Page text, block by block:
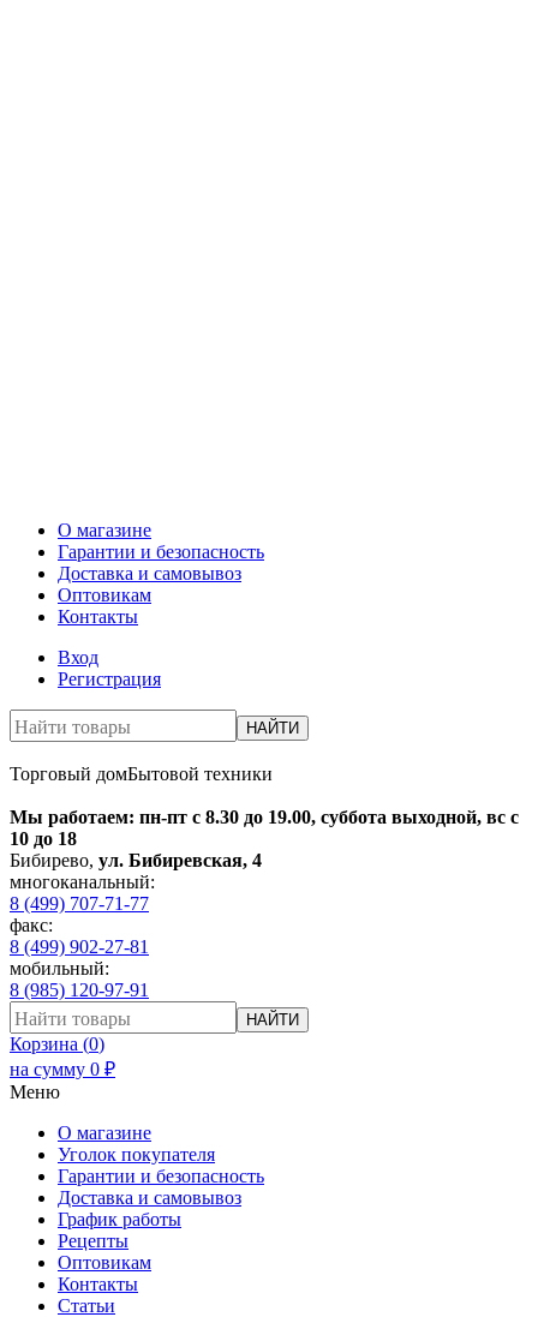
О магазине
Гарантии и безопасность
Доставка и самовывоз
Оптовикам
Контакты
Вход
Регистрация
НАЙТИ
Торговый домБытовой техники
Мы работаем: пн-пт с 8.30 до 19.00, суббота выходной, вс с
10 до 18
Бибирево, ул. Бибиревская, 4
многоканальный:
8 (499) 707-71-77
факс:
8 (499) 902-27-81
мобильный:
8 (985) 120-97-91
НАЙТИ
Корзина (0)
на сумму 0 ₽
Меню
О магазине
Уголок покупателя
Гарантии и безопасность
Доставка и самовывоз
График работы
Рецепты
Оптовикам
Контакты
Статьи